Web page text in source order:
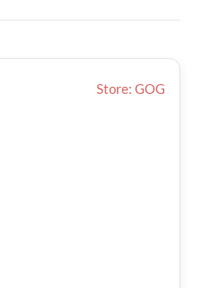
Store: GOG